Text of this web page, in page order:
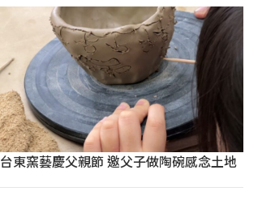
台東窯藝慶父親節 邀父子做陶碗感念土地